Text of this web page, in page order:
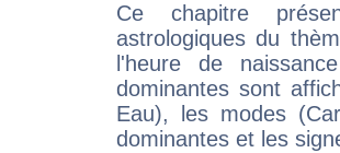
Ce chapitre
astrologiques du
l'heure de
dominantes sont
Eau), les modes
dominantes et les